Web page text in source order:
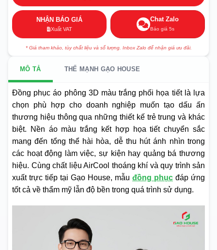
NHẬN BÁO GIÁ
Xuất VAT
Chat Zalo
Báo giá 5s
* Giá tham khảo, tùy chất liệu và số lượng. Inbox Zalo để nhận giá ưu đãi.
MÔ TẢ THẾ MẠNH GẠO HOUSE
Đồng phục áo phông 3D màu trắng phối họa tiết là lựa
chọn phù hợp cho doanh nghiệp muốn tạo dấu ấn
thương hiệu thông qua những thiết kế trẻ trung và khác
biệt. Nền áo màu trắng kết hợp họa tiết chuyển sắc
mang đến tổng thể hài hòa, dễ thu hút ánh nhìn trong
các hoạt động làm việc, sự kiện hay quảng bá thương
hiệu. Cùng chất liệu AirCool thoáng khí và quy trình sản
xuất trực tiếp tại Gạo House, mẫu đồng phục đáp ứng
tốt cả về thẩm mỹ lẫn độ bền trong quá trình sử dụng.